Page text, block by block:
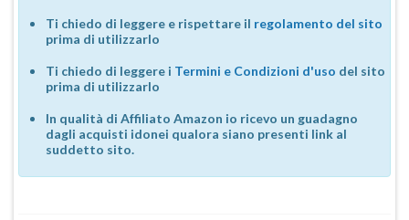
Ti chiedo di leggere e rispettare il regolamento del sito
prima di utilizzarlo
Ti chiedo di leggere i Termini e Condizioni d'uso del sito
prima di utilizzarlo
In qualità di Affiliato Amazon io ricevo un guadagno
dagli acquisti idonei qualora siano presenti link al
suddetto sito.